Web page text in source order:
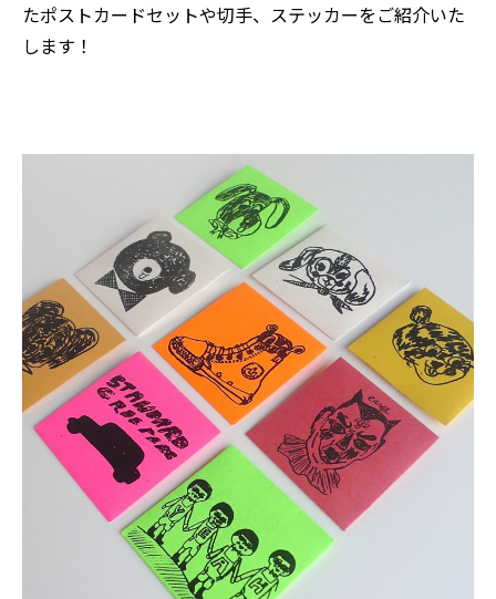
たポストカードセットや切手、ステッカーをご紹介いた
します！